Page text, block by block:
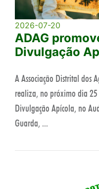
2026-07-20
ADAG
Divulgação
A Associação Distrital dos
realiza, no próximo dia
Divulgação Apícola, no
Guarda, ...